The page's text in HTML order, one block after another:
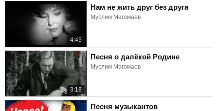
4:45
Нам не жить друг без друга
Муслим Магомаев
3:18
Песня о далёкой Родине
Муслим Магомаев
Песня музыкантов